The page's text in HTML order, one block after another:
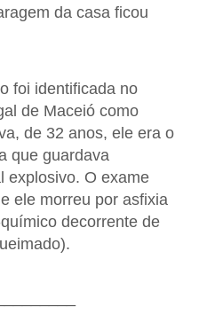
da casa ficou
foi identificada no
de Maceió como
de 32 anos, ele era o
que guardava
explosivo. O exame
ele morreu por asfixia
decorrente de